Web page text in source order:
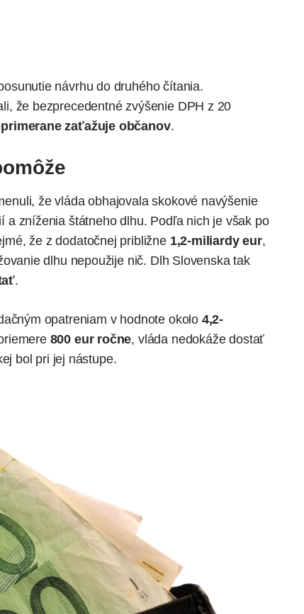
návrhu do druhého čítania.
že bezprecedentné zvýšenie DPH z 20
zaťažuje občanov.
že vláda obhajovala skokové navýšenie
a zníženia štátneho dlhu. Podľa nich je však po
že z dodatočnej približne 1,2-miliardy eur,
dlhu nepoužije nič. Dlh Slovenska tak
.
opatreniam v hodnote okolo 4,2-
800 eur ročne, vláda nedokáže dostať
bol pri jej nástupe.